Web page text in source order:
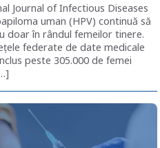
Journal of Infectious Diseases
uman (HPV) continuă să
doar în rândul femeilor tinere.
federate de date medicale
peste 305.000 de femei